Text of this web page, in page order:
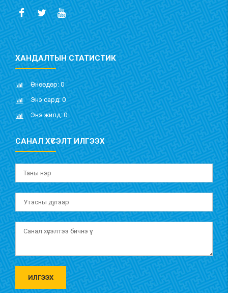
ХАНДАЛТЫН СТАТИСТИК
Өнөөдөр: 0
Энэ сард: 0
Энэ жилд: 0
САНАЛ ХҮСЭЛТ ИЛГЭЭХ